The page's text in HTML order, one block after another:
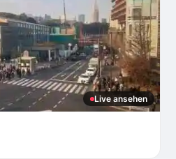
Live ansehen